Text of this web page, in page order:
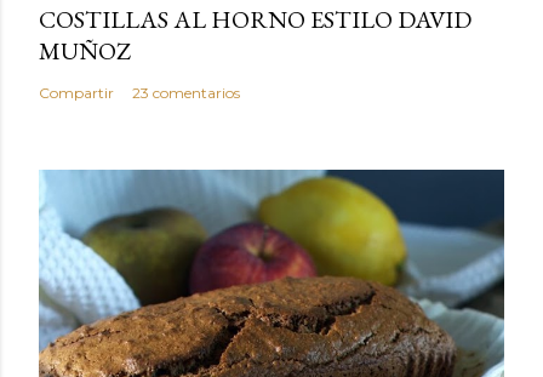
COSTILLAS AL HORNO ESTILO DAVID
MUÑOZ
Compartir 23 comentarios